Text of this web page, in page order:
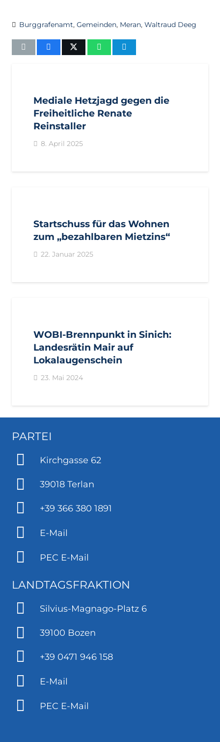
Burggrafenamt, Gemeinden, Meran, Waltraud Deeg
Mediale Hetzjagd gegen die
Freiheitliche Renate
Reinstaller
8. April 2025
Startschuss für das Wohnen
zum „bezahlbaren Mietzins“
22. Januar 2025
WOBI-Brennpunkt in Sinich:
Landesrätin Mair auf
Lokalaugenschein
23. Mai 2024
PARTEI
Kirchgasse 62
39018 Terlan
+39 366 380 1891
E-Mail
PEC E-Mail
LANDTAGSFRAKTION
Silvius-Magnago-Platz 6
39100 Bozen
+39 0471 946 158
E-Mail
PEC E-Mail